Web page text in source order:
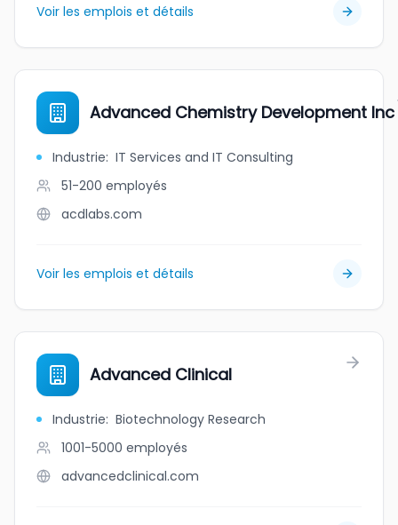
Voir les emplois et détails
Advanced Chemistry Development Inc
Industrie: IT Services and IT Consulting
51-200 employés
acdlabs.com
Voir les emplois et détails
Advanced Clinical
Industrie: Biotechnology Research
1001-5000 employés
advancedclinical.com